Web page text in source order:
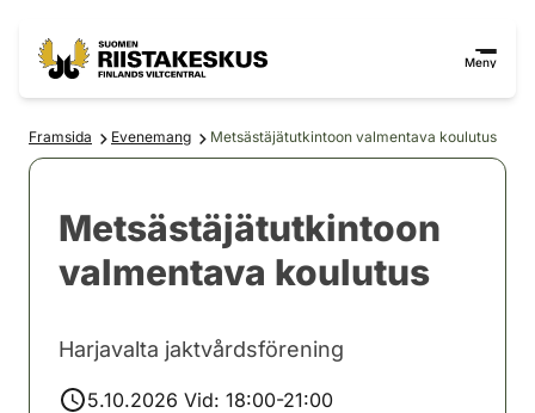
Meny
Framsida Evenemang Metsästäjätutkintoon valmentava koulutus
Metsästäjätutkintoon
valmentava koulutus
Harjavalta jaktvårdsförening
5.10.2026 Vid: 18:00-21:00